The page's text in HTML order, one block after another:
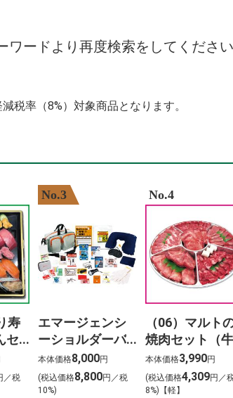
ardbeg y2k
%E6%AD%8C%E6%9B%B2
ワードより再度検索をしてください
税率（8%）対象商品となります。
寿
セ
／税
No.3
エマージェンシ
ーショルダーバ
ッグ24点セット
本体価格8,000円
(税込価格8,800円／税
10%)
No.4
（06）マルト
焼肉セット（牛
タン入り）800
本体価格3,990円
(税込価格4,309円／
8%)【軽】